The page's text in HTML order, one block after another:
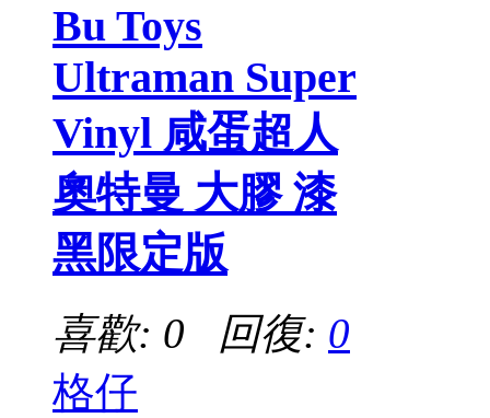
Bu Toys
Ultraman Super
Vinyl 咸蛋超人
奧特曼 大膠 漆
黑限定版
喜歡: 0 回復: 0
格仔